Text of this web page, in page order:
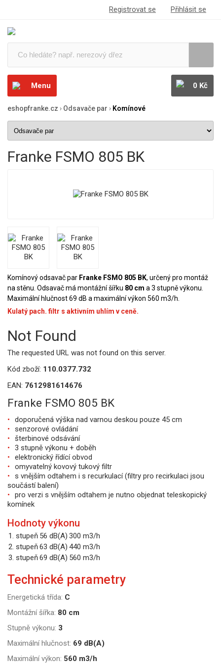
Registrovat se Přihlásit se
Menu 0 Kč
eshopfranke.cz › Odsavače par › Komínové
Franke FSMO 805 BK
Komínový odsavač par Franke FSMO 805 BK, určený pro montáž
na stěnu. Odsavač má montážní šířku 80 cm a 3 stupně výkonu.
Maximální hlučnost 69 dB a maximální výkon 560 m3/h.
Kulatý pach. filtr s aktivním uhlím v ceně.
Not Found
The requested URL was not found on this server.
Kód zboží: 110.0377.732
EAN: 7612981614676
Franke FSMO 805 BK
doporučená výška nad varnou deskou pouze 45 cm
senzorové ovládání
šterbinové odsávání
3 stupně výkonu + doběh
elektronický řídící obvod
omyvatelný kovový tukový filtr
s vnějším odtahem i s recurkulací (filtry pro recirkulaci jsou
součástí balení)
pro verzi s vnějším odtahem je nutno objednat teleskopický
komínek
Hodnoty výkonu
1. stupeň 56 dB(A) 300 m3/h
2. stupeň63 dB(A) 440 m3/h
3. stupeň69 dB(A) 560 m3/h
Technické parametry
Energetická třída: C
Montážní šířka: 80 cm
Stupně výkonu: 3
Maximální hlučnost: 69 dB(A)
Maximální výkon: 560 m3/h